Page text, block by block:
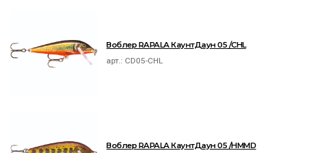
Воблер RAPALA КаунтДаун 05 /CHL
арт.: CD05-CHL
Воблер RAPALA КаунтДаун 05 /HMMD